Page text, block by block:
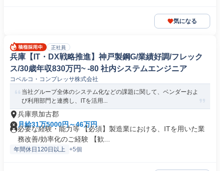
気になる
正社員
兵庫【IT・DX戦略推進】神戸製鋼G/業績好調/フレック
ス/30歳年収830万円~ -80 社内システムエンジニア
コベルコ・コンプレッサ株式会社
当社グループ全体のシステム化などの課題に関して、ベンダーおよ
び利用部門と連携し、ITを活用...
兵庫県加古郡
月給31万5000円～46万円
必要な経験・能力等 【必須】製造業における、ITを用いた業
務改善/効率化のご経験 【歓...
年間休日120日以上 +5個